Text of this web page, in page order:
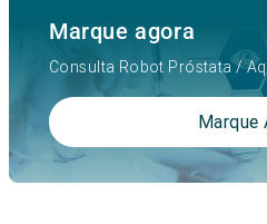
Marque agora
Consulta Robot Próstata /
Marque